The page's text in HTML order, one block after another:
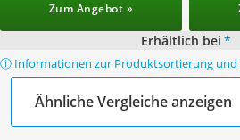
Zum Angebot »
Erhältlich bei *
ⓘ Informationen zur Produktsortierung und
Ähnliche Vergleiche anzeigen